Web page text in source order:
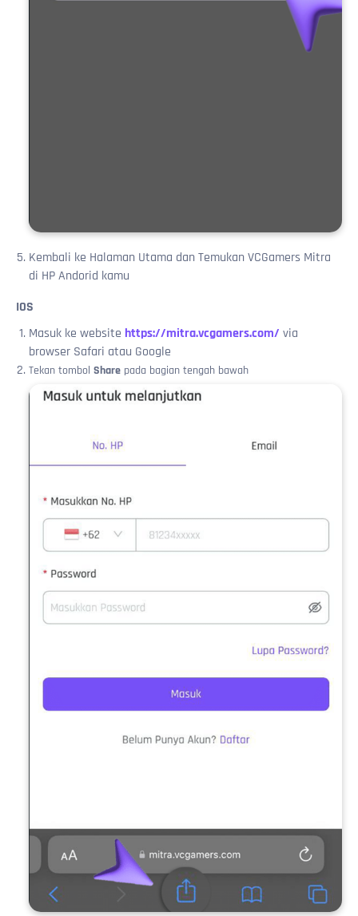
Kembali ke Halaman Utama dan Temukan VCGamers Mitra
di HP Andorid kamu
IOS
Masuk ke website https://mitra.vcgamers.com/ via
browser Safari atau Google
Tekan tombol Share pada bagian tengah bawah